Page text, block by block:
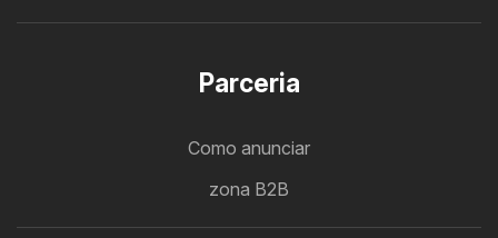
Parceria
Como anunciar
zona B2B